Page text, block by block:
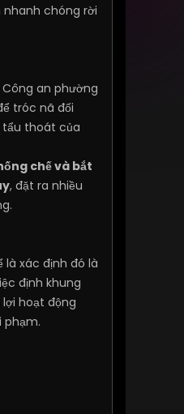
nhanh chóng rời
an phường
tróc nã đối
tẩu thoát của
chế và bắt
, đặt ra nhiều
là xác định đó là
định khung
hoạt động
phạm.